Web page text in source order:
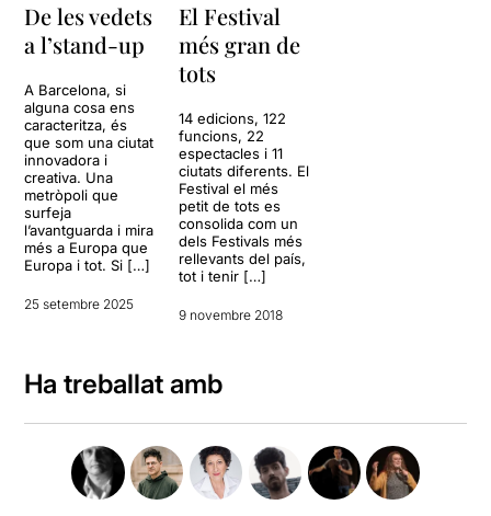
De les vedets
a l’stand-up
A Barcelona, si
alguna cosa ens
caracteritza, és
que som una ciutat
innovadora i
creativa. Una
metròpoli que
surfeja
l’avantguarda i mira
més a Europa que
Europa i tot. Si […]
25 setembre 2025
El Festival
més gran de
tots
14 edicions, 122
funcions, 22
espectacles i 11
ciutats diferents. El
Festival el més
petit de tots es
consolida com un
dels Festivals més
rellevants del país,
tot i tenir […]
9 novembre 2018
Ha treballat amb